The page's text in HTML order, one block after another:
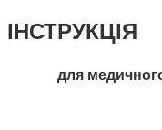
ІНСТРУКЦІЯ
для